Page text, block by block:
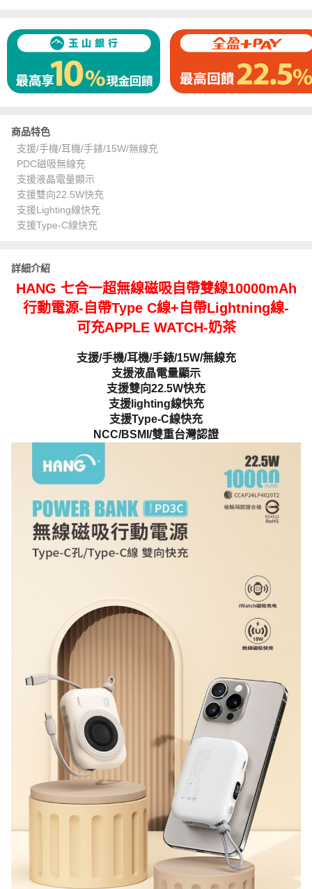
商品特色
支援/手機/耳機/手錶/15W/無線充
PDC磁吸無線充
支援液晶電量顯示
支援雙向22.5W快充
支援Lighting線快充
支援Type-C線快充
詳細介紹
HANG 七合一超無線磁吸自帶雙線10000mAh
行動電源-自帶Type C線+自帶Lightning線-
可充APPLE WATCH-奶茶
支援/手機/耳機/手錶/15W/無線充
支援液晶電量顯示
支援雙向22.5W快充
支援lighting線快充
支援Type-C線快充
NCC/BSMI/雙重台灣認證